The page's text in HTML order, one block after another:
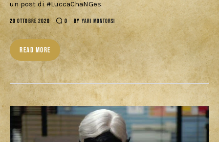
Cercatori
Download
un post di #LuccaChaNGes.
20 OTTOBRE 2020 0 BY YARI MONTORSI
READ MORE